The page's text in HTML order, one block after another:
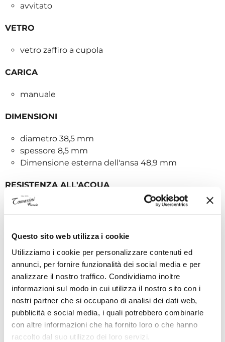
Questo sito web utilizza i cookie
Utilizziamo i cookie per personalizzare contenuti ed
annunci, per fornire funzionalità dei social media e per
analizzare il nostro traffico. Condividiamo inoltre
informazioni sul modo in cui utilizza il nostro sito con i
nostri partner che si occupano di analisi dei dati web,
pubblicità e social media, i quali potrebbero combinarle
con altre informazioni che ha fornito loro o che hanno
raccolto dal suo utilizzo dei loro servizi.
avvitato
VETRO
vetro zaffiro a cupola
CARICA
manuale
DIMENSIONI
diametro 38,5 mm
spessore 8,5 mm
Dimensione esterna dell'ansa 48,9 mm
RESISTENZA ALL'ACQUA
10 atm (indossabile nuotando)
galvanizzato, placcato rodio, numeri arabi e
romani e indici con superluminova beige
(luminescenza blu)
LANCETTE
placcato rodio, con inserti in superluminova in